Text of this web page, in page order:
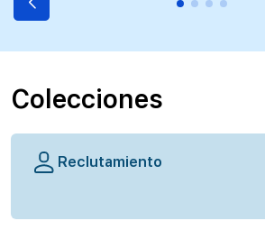
Colecciones
Reclutamiento